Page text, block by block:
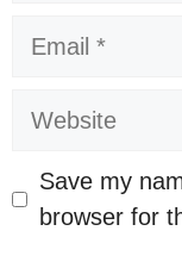
Email
Website
Save my
browser for